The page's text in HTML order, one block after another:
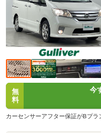
無
料
今
カーセンサーアフター保証がBプラ